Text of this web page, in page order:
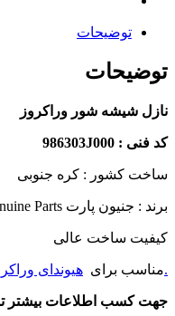
توضیحات
توضیحات
نازل شیشه شور وراکروز
کد فنی : 986303J000
ساخت کشور : کره جنوبی
برند : جنیون پارت Genuine Parts (برند اصلی هیوندای)
کیفیت ساخت عالی
.مناسب برای هیوندای
جهت کسب اطلاعات بیشتر تماس